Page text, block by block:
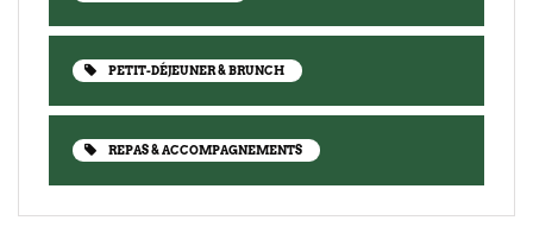
PETIT-DÉJEUNER & BRUNCH
REPAS & ACCOMPAGNEMENTS